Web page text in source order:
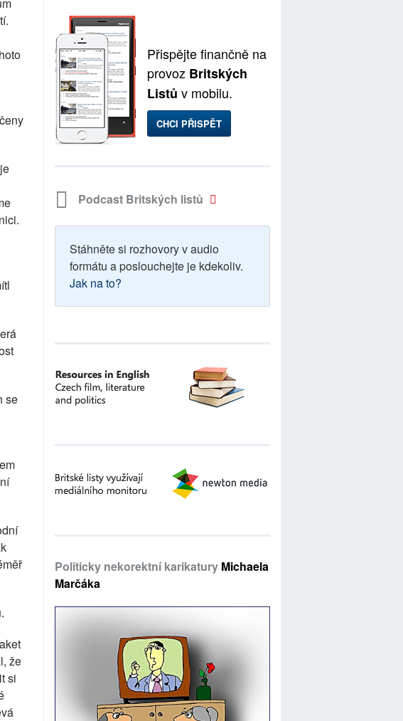
se
že
si
Přispějte finančně na
provoz Britských
Listů v mobilu.
CHCI PŘISPĚT
Podcast Britských listů
Stáhněte si rozhovory v audio
formátu a poslouchejte je kdekoliv.
Jak na to?
Politicky nekorektní karikatury Michaela
Marčáka